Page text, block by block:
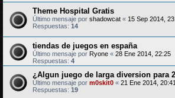
Theme Hospital Gratis
Último mensaje por shadowcat « 15 Sep 2014,
Respuestas: 14
tiendas de juegos en españa
Último mensaje por Ryone « 28 Ene 2014, 22:25
Respuestas: 4
¿Algun juego de larga diversion para
Último mensaje por m0skit0 « 21 Ene 2014, 20:41
Respuestas: 19